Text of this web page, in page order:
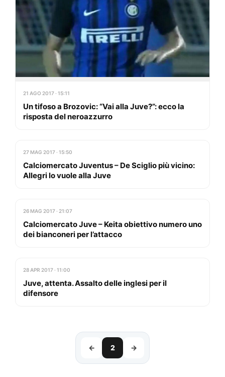
21 AGO 2017 · 15:11
Un tifoso a Brozovic: “Vai alla Juve?”: ecco la
risposta del neroazzurro
27 MAG 2017 · 15:50
Calciomercato Juventus – De Sciglio più vicino:
Allegri lo vuole alla Juve
26 MAG 2017 · 21:07
Calciomercato Juve – Keita obiettivo numero uno
dei bianconeri per l’attacco
28 APR 2017 · 11:00
Juve, attenta. Assalto delle inglesi per il
difensore
← 2 →